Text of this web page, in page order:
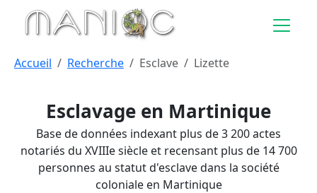
Aller au contenu principal
Esclavage en Martinique
Base de données indexant plus de 3 200 actes
notariés du XVIIIe siècle et recensant plus de 14 700
personnes au statut d'esclave dans la société
coloniale en Martinique
Accueil Recherche Esclave Lizette